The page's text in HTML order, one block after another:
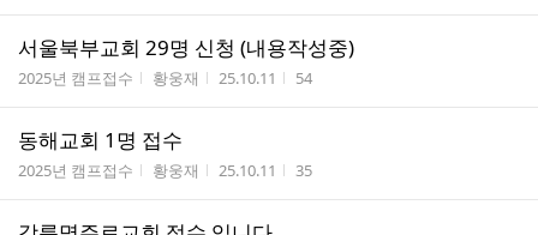
서울북부교회 29명 신청 (내용작성중)
게시판명
2025년 캠프접수 작성자
황웅재 작성시간
25.10.11 조회수
54
동해교회 1명 접수
게시판명
2025년 캠프접수 작성자
황웅재 작성시간
25.10.11 조회수
35